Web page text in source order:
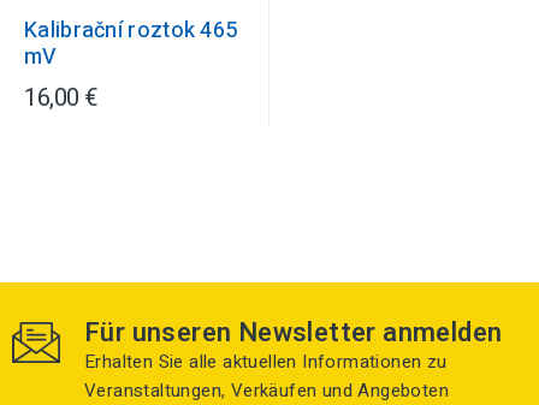
Kalibrační roztok 465
mV
16,00 €
Für unseren Newsletter anmelden
Erhalten Sie alle aktuellen Informationen zu
Veranstaltungen, Verkäufen und Angeboten